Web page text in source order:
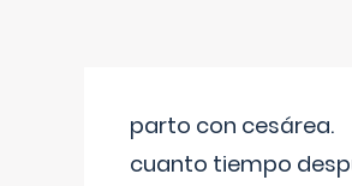
parto con cesárea.
cuanto tiempo